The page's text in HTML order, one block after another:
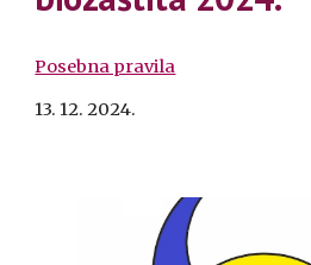
Posebna pravila
13. 12. 2024.